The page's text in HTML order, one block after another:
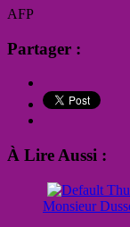
AFP
Partager :
À Lire Aussi :
Monsieur